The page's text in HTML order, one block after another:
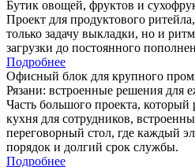
Бутик овощей, фруктов и
Проект для продуктового
только задачу выкладки, но и
загрузки до постоянного
Подробнее
Офисный блок для крупного
Рязани: встроенные решения для
Часть большого проекта, который
кухня для сотрудников,
переговорный стол, где каждый
порядок и долгий срок службы.
Подробнее